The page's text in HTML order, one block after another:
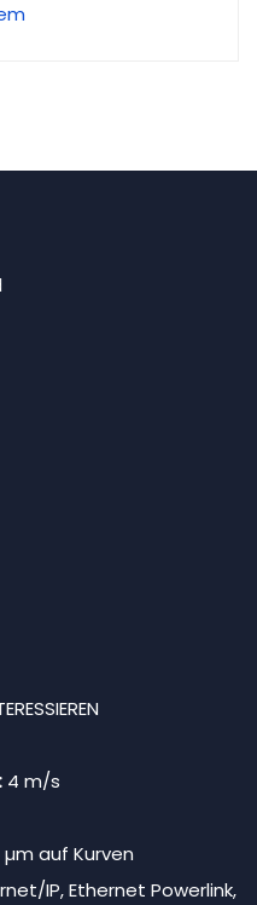
4 m/s
auf Kurven
IP, Ethernet Powerlink,